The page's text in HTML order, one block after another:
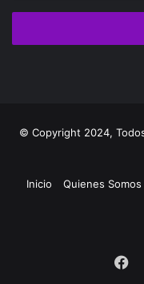
© Copyright 2024,
Inicio
Quienes Somos